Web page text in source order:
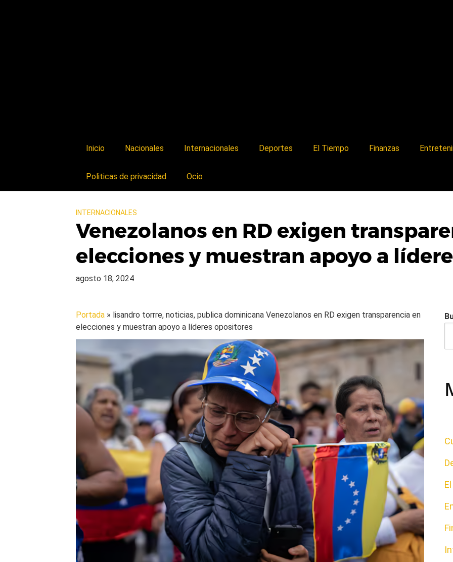
Inicio Nacionales Internacionales Deportes El Tiempo Finanzas
Politicas de privacidad Ocio
INTERNACIONALES
Venezolanos en RD exigen
elecciones y muestran apoyo a
agosto 18, 2024
Portada » lisandro torrre, noticias, publica dominicanaVenezolanos en RD exigen transparencia en
elecciones y muestran apoyo a líderes opositores